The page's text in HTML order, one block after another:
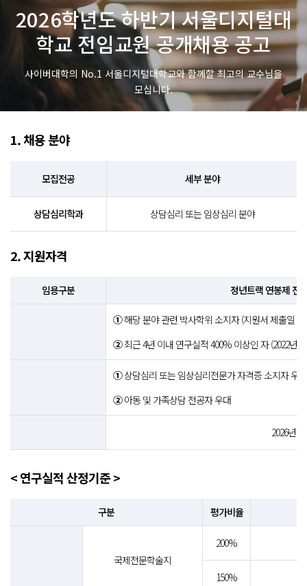
2026학년도 하반기 서울디지털대
학교 전임교원 공개채용 공고
사이버대학의 No.1 서울디지털대학교와 함께할 최고의 교수님을
모십니다.
1. 채용 분야
모집전공 세부 분야
상담심리학과 상담심리 또는 임상심리 분야
2. 지원자격
임용구분 정년트랙 연봉제 전
①해당 분야 관련 박사학위 소지자 (지원서 제출일 기
②최근 4년 이내 연구실적 400% 이상인 자 (2022년 3
①상담심리 또는 임상심리전문가 자격증 소지자 우대
②아동 및 가족상담 전공자 우대
2026년 9
< 연구실적 산정기준 >
구분 평가비율
국제전문학술지
200%
150%